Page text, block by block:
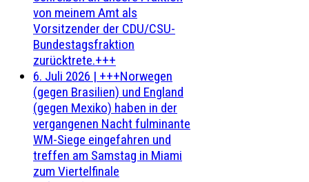
von meinem Amt als
Vorsitzender der CDU/CSU-
Bundestagsfraktion
zurücktrete.+++
6. Juli 2026 | +++Norwegen
(gegen Brasilien) und England
(gegen Mexiko) haben in der
vergangenen Nacht fulminante
WM-Siege eingefahren und
treffen am Samstag in Miami
zum Viertelfinale